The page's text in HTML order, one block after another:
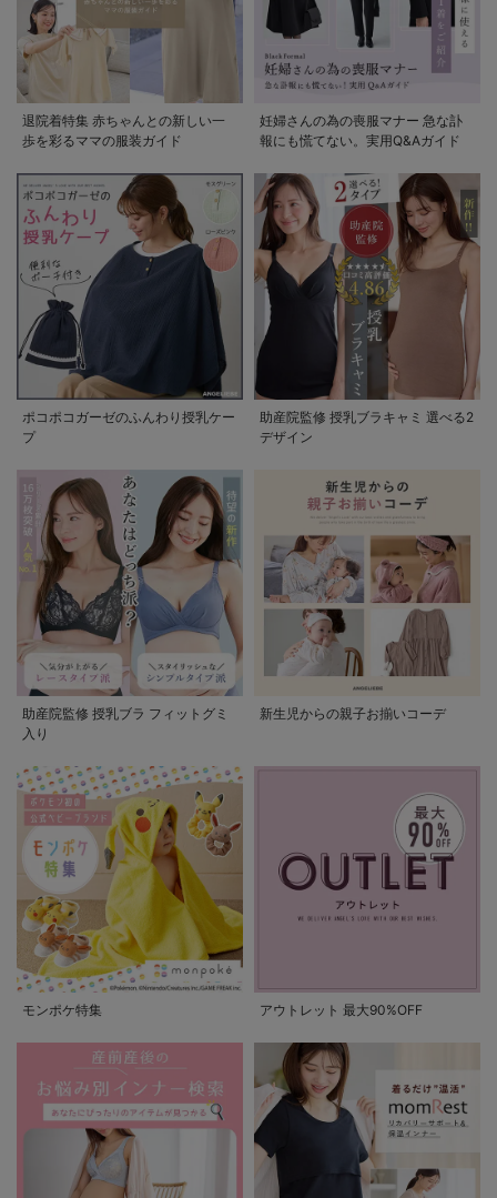
退院着特集 赤ちゃんとの新しい一
歩を彩るママの服装ガイド
妊婦さんの為の喪服マナー 急な訃
報にも慌てない。実用Q&Aガイド
ポコポコガーゼのふんわり授乳ケー
プ
助産院監修 授乳ブラキャミ 選べる2
デザイン
助産院監修 授乳ブラ フィットグミ
入り
新生児からの親子お揃いコーデ
モンポケ特集 アウトレット 最大90%OFF